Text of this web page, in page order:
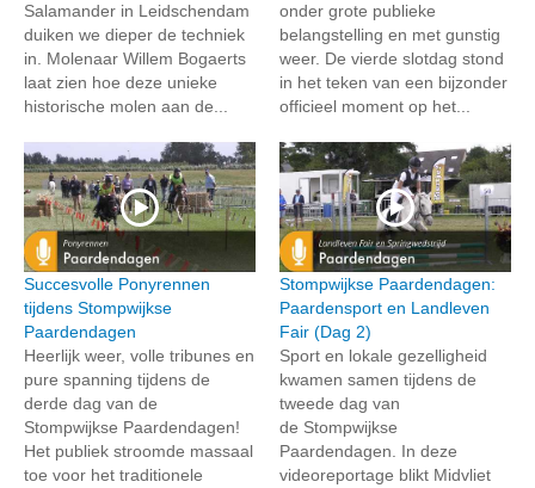
Salamander in Leidschendam
duiken we dieper de techniek
in. Molenaar Willem Bogaerts
laat zien hoe deze unieke
historische molen aan de...
onder grote publieke
belangstelling en met gunstig
weer. De vierde slotdag stond
in het teken van een bijzonder
officieel moment op het...
Succesvolle Ponyrennen
tijdens Stompwijkse
Paardendagen
Heerlijk weer, volle tribunes en
pure spanning tijdens de
derde dag van de
Stompwijkse Paardendagen!
Het publiek stroomde massaal
toe voor het traditionele
Stompwijkse Paardendagen:
Paardensport en Landleven
Fair (Dag 2)
Sport en lokale gezelligheid
kwamen samen tijdens de
tweede dag van
de Stompwijkse
Paardendagen. In deze
videoreportage blikt Midvliet